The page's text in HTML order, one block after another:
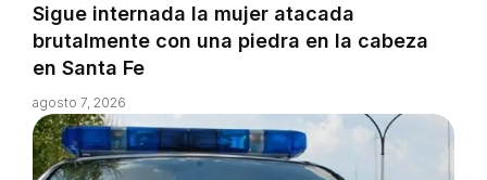
Sigue internada la mujer atacada
brutalmente con una piedra en la cabeza
en Santa Fe
agosto 7, 2026